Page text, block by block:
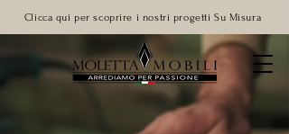
Clicca qui per scoprire i nostri progetti Su Misura